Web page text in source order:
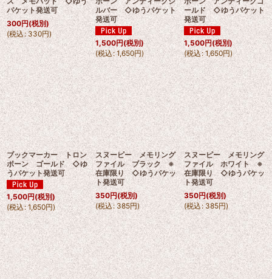
パケット発送可
300円(税別)
(税込: 330円)
ルバー ◇ゆうパケット
発送可
1,500円(税別)
(税込: 1,650円)
ールド ◇ゆうパケット
発送可
1,500円(税別)
(税込: 1,650円)
ブックマーカー トロン
ボーン ゴールド ◇ゆ
うパケット発送可
1,500円(税別)
(税込: 1,650円)
スヌーピー メモリング
ファイル ブラック ※
在庫限り ◇ゆうパケッ
ト発送可
350円(税別)
(税込: 385円)
スヌーピー メモリング
ファイル ホワイト ※
在庫限り ◇ゆうパケッ
ト発送可
350円(税別)
(税込: 385円)